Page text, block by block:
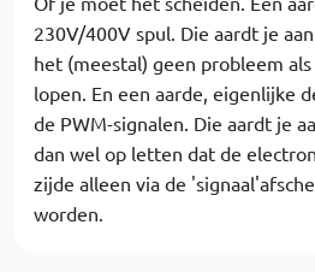
230V/400V spul. Die aardt je
het (meestal) geen probleem
lopen. En een aarde, eigenlijke
de PWM-signalen. Die aardt je
dan wel op letten dat de
zijde alleen via de
worden.